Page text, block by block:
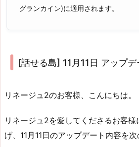
グランカイン)に適用されます。
[話せる島] 11月11日 アップデ
リネージュ2のお客様、こんにちは。
リネージュ2を愛してくださるお客
げ、11月11日のアップデート内容を